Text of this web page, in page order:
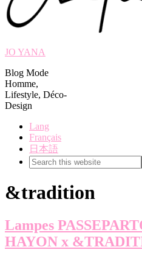
JO YANA
Blog Mode
Homme,
Lifestyle, Déco-
Design
Lang
Français
日本語
Search
this
&tradition
Lampes
HAYON x